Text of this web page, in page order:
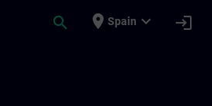
search place Spain expand_more login